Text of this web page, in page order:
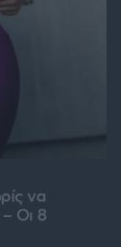
να
Οι 8